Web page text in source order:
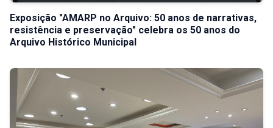
Exposição "AMARP no Arquivo: 50 anos de narrativas,
resistência e preservação" celebra os 50 anos do
Arquivo Histórico Municipal